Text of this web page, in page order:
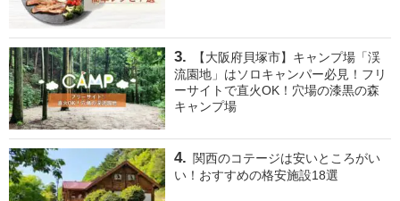
【大阪府貝塚市】キャンプ場「渓
流園地」はソロキャンパー必見！フリ
ーサイトで直火OK！穴場の漆黒の森
キャンプ場
関西のコテージは安いところがい
い！おすすめの格安施設18選